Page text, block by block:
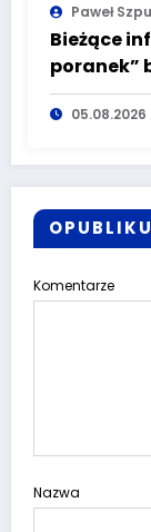
Paweł
Bieżące
poranek”
05.08.2026
Komentarze
Nazwa